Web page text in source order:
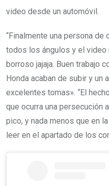
video desde un automóvil.
“Finalmente una persona de
todos los ángulos y el
borroso jajaja. Buen trabajo
Honda acaban de subir y un
excelentes tomas». “El
que ocurra una persecución
pico, y nada menos que en
leer en el apartado de los